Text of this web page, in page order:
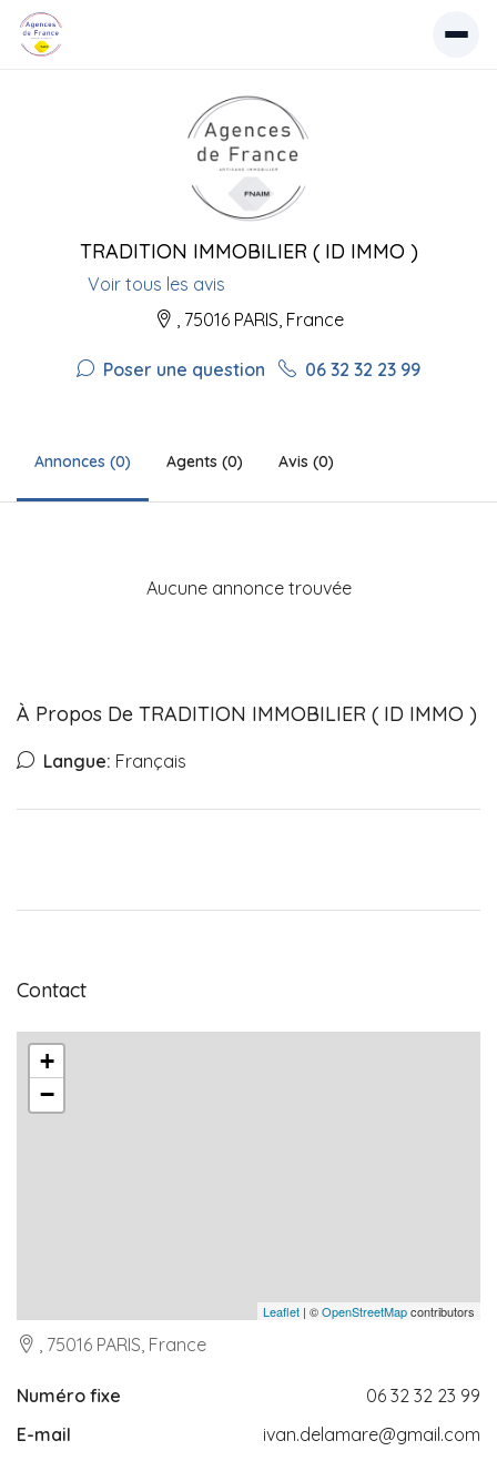
TRADITION IMMOBILIER ( ID IMMO )
Voir tous les avis
, 75016 PARIS, France
Poser une question 06 32 32 23 99
Annonces (0) Agents (0) Avis (0)
Aucune annonce trouvée
À Propos De TRADITION IMMOBILIER ( ID IMMO )
Langue: Français
Contact
+
−
Leaflet | ©OpenStreetMapcontributors
, 75016 PARIS, France
Numéro fixe
06 32 32 23 99
E-mail
ivan.delamare@gmail.com